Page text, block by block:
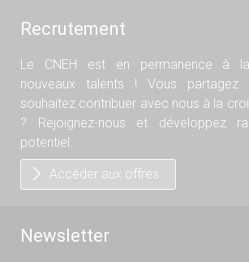
Recrutement
Le CNEH est en permanence à
nouveaux talents ! Vous
souhaitez contribuer avec nous à la
? Rejoignez-nous et développez
potentiel.
Accéder aux offres
Newsletter